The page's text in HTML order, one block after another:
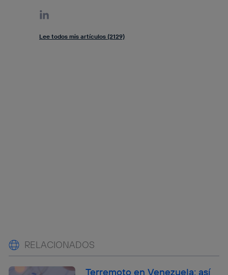
Lee todos mis artículos (2129)
RELACIONADOS
Terremoto en Venezuela: así